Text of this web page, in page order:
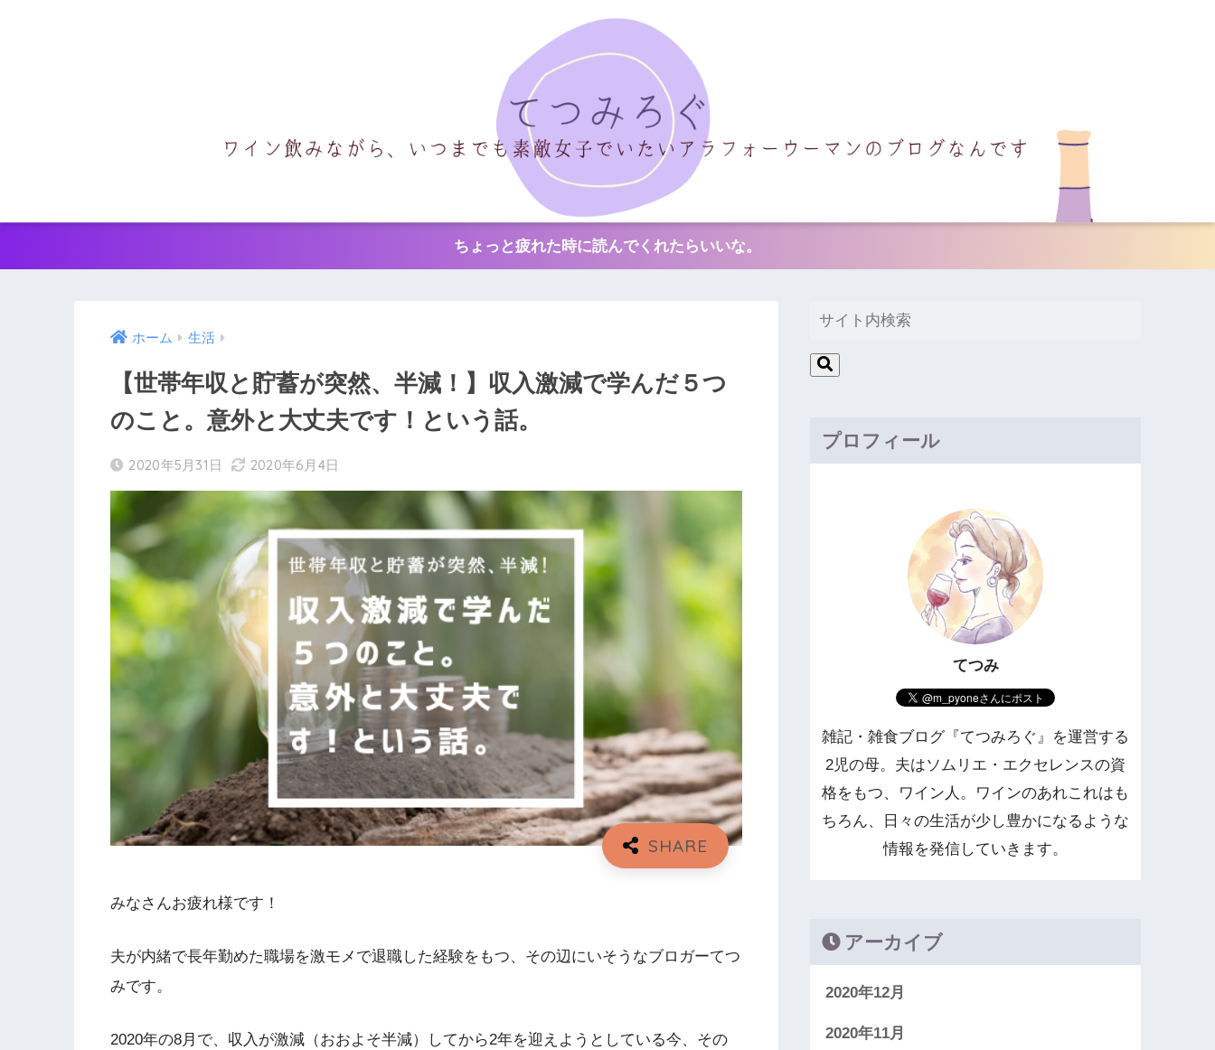
ちょっと疲れた時に読んでくれたらいいな。
ホーム 生活
【世帯年収と貯蓄が突然、半減！】収入激減で学んだ５つ
のこと。意外と大丈夫です！という話。
2020年5月31日 2020年6月4日
みなさんお疲れ様です！
夫が内緒で長年勤めた職場を激モメで退職した経験をもつ、その辺にいそうなブロガーてつ
みです。
2020年の8月で、収入が激減（おおよそ半減）してから2年を迎えようとしている今、その
プロフィール
てつみ
雑記・雑食ブログ『てつみろぐ』を運営する
2児の母。夫はソムリエ・エクセレンスの資
格をもつ、ワイン人。ワインのあれこれはも
ちろん、日々の生活が少し豊かになるような
情報を発信していきます。
アーカイブ
2020年12月
2020年11月